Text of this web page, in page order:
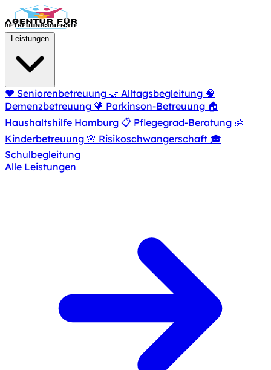
Zum Hauptinhalt springen
❤️ Seniorenbetreuung 🤝 Alltagsbegleitung 🧠
Demenzbetreuung 🧡 Parkinson-Betreuung 🏠
Haushaltshilfe Hamburg 📋 Pflegegrad-Beratung 👶
Kinderbetreuung 🌸 Risikoschwangerschaft 🎓
Schulbegleitung
Alle Leistungen